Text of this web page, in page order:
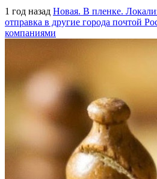
1 год назад Новая. В пленке.
отправка в другие города почтой
компаниями